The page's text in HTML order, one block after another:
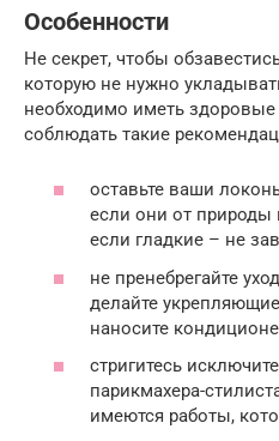
Особенности
Не секрет, чтобы
которую не нужно
необходимо иметь
соблюдать такие
оставьте ваши
если они от природы
если гладкие – не
не пренебрегайте
делайте
наносите
стригитесь
парикмахера-
имеются работы,